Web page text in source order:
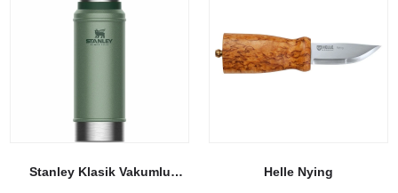
Stanley Klasik Vakumlu
Helle Nying